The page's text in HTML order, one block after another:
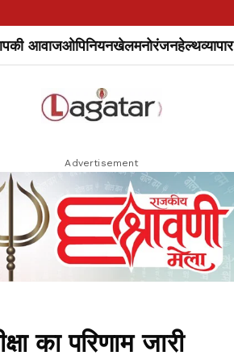
आवाजओपिनियनखेलमनोरंजनहेल्थव्यापार
Advertisement
का परिणाम जारी